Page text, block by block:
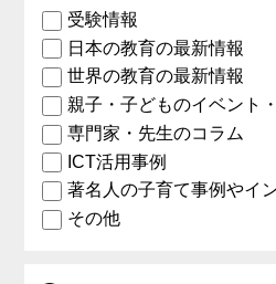
受験情報
日本の教育の最新情報
世界の教育の最新情報
親子・子どものイベント
専門家・先生のコラム
ICT活用事例
著名人の子育て事例やイ
その他